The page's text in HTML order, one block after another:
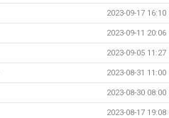
2023-09-17 16:10
2023-09-11 20:06
2023-09-05 11:27
2023-08-31 11:00
2023-08-30 08:00
2023-08-17 19:08